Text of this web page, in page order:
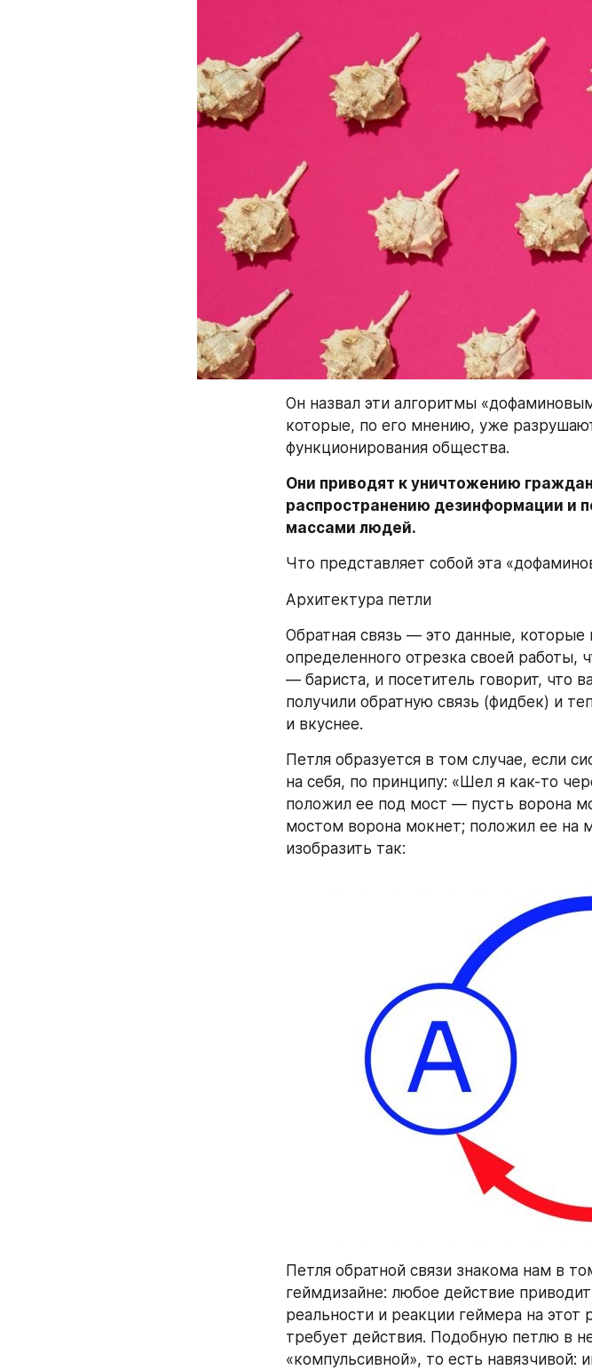
Он назвал эти алгоритмы
которые, по его мнению, уже
функционирования общества.
Они приводят к уничтожению
распространению дезинформации и
массами людей.
Что представляет собой эта
Архитектура петли
Обратная связь — это данные, которые
определенного отрезка своей
— бариста, и посетитель говорит, что
получили обратную связь (фидбек) и
и вкуснее.
Петля образуется в том случае, если
на себя, по принципу: «Шел я как-то
положил ее под мост — пусть ворона
мостом ворона мокнет; положил ее на
изобразить так:
Петля обратной связи знакома нам в
геймдизайне: любое действие
реальности и реакции геймера на этот
требует действия. Подобную петлю в
«компульсивной», то есть